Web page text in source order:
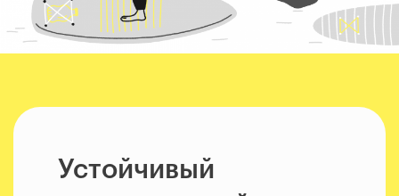
Устойчивый